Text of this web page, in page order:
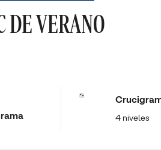
DE VERANO
4 niveles